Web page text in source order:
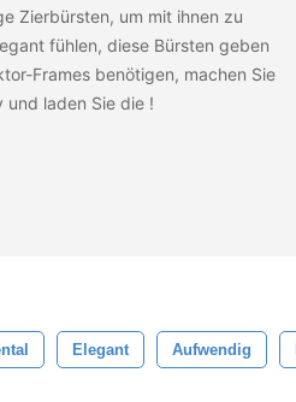
Zierbürsten, um mit ihnen zu
fühlen, diese Bürsten geben
Frames benötigen, machen Sie
und laden Sie die !
Elegant Aufwendig